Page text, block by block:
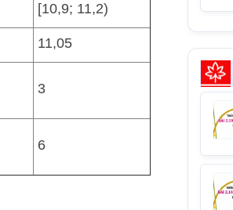
[10,9; 11,2)
11,05
3
6